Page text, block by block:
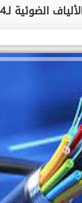
لـ344 قرية بالمرحلة الأولى